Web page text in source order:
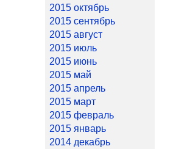
2015 октябрь
2015 сентябрь
2015 август
2015 июль
2015 июнь
2015 май
2015 апрель
2015 март
2015 февраль
2015 январь
2014 декабрь